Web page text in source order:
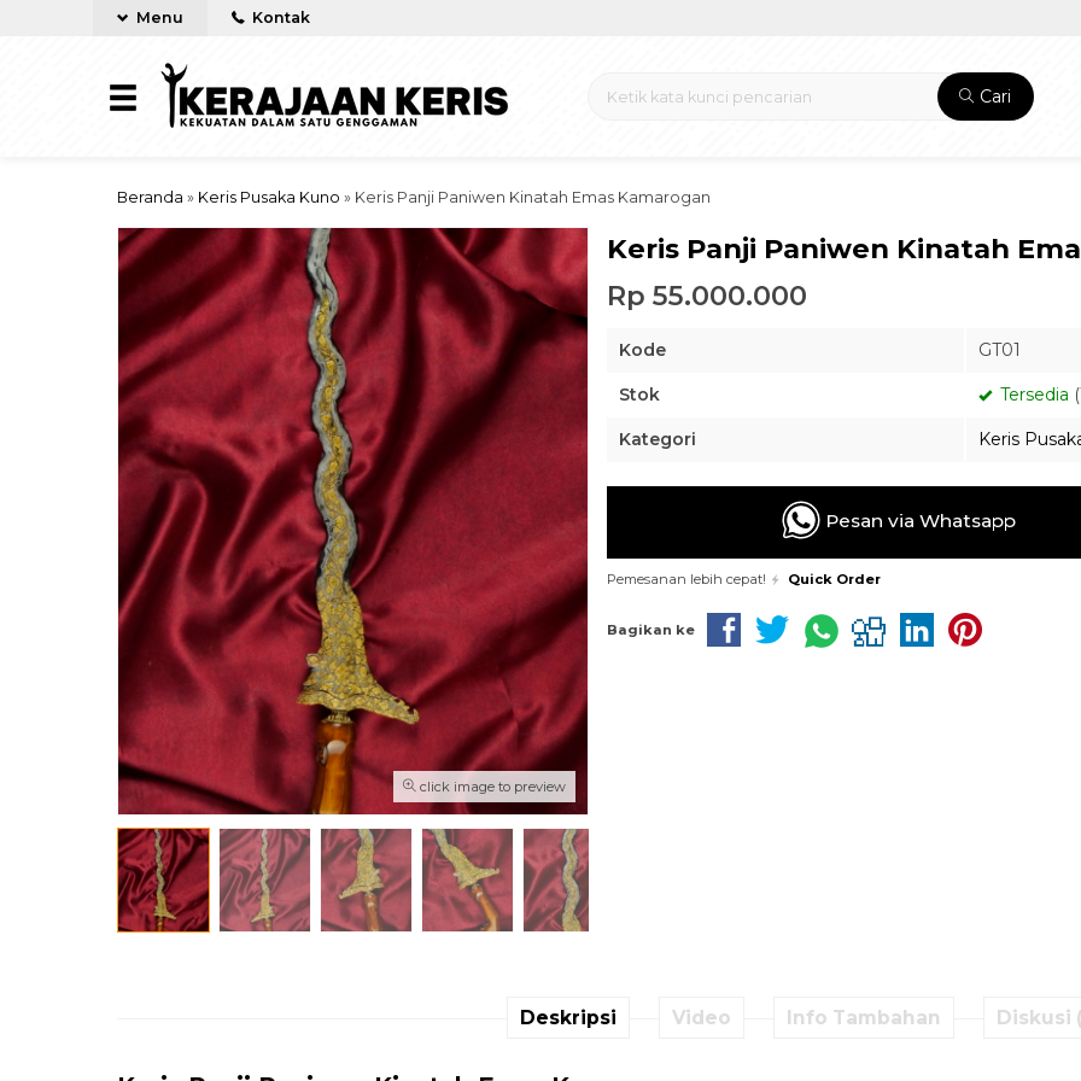
Menu Kontak
Cari
Beranda » Keris Pusaka Kuno » Keris Panji Paniwen Kinatah Emas Kamarogan
click image to preview
Keris Panji Paniwen Kinatah
Rp 55.000.000
Kode GT01
Stok Tersedia
Kategori Keris
Pesan via Whatsapp
Pemesanan lebih cepat! Quick Order
Bagikan ke
Deskripsi Video Info Tambahan Diskusi